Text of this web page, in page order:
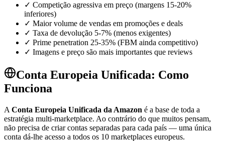
✓ Competição agressiva em preço (margens 15-20%
inferiores)
✓ Maior volume de vendas em promoções e deals
✓ Taxa de devolução 5-7% (menos exigentes)
✓ Prime penetration 25-35% (FBM ainda competitivo)
✓ Imagens e preço são mais importantes que reviews
Conta Europeia Unificada: Como
Funciona
A Conta Europeia Unificada da Amazon é a base de toda a
estratégia multi-marketplace. Ao contrário do que muitos pensam,
não precisa de criar contas separadas para cada país — uma única
conta dá-lhe acesso a todos os 10 marketplaces europeus.